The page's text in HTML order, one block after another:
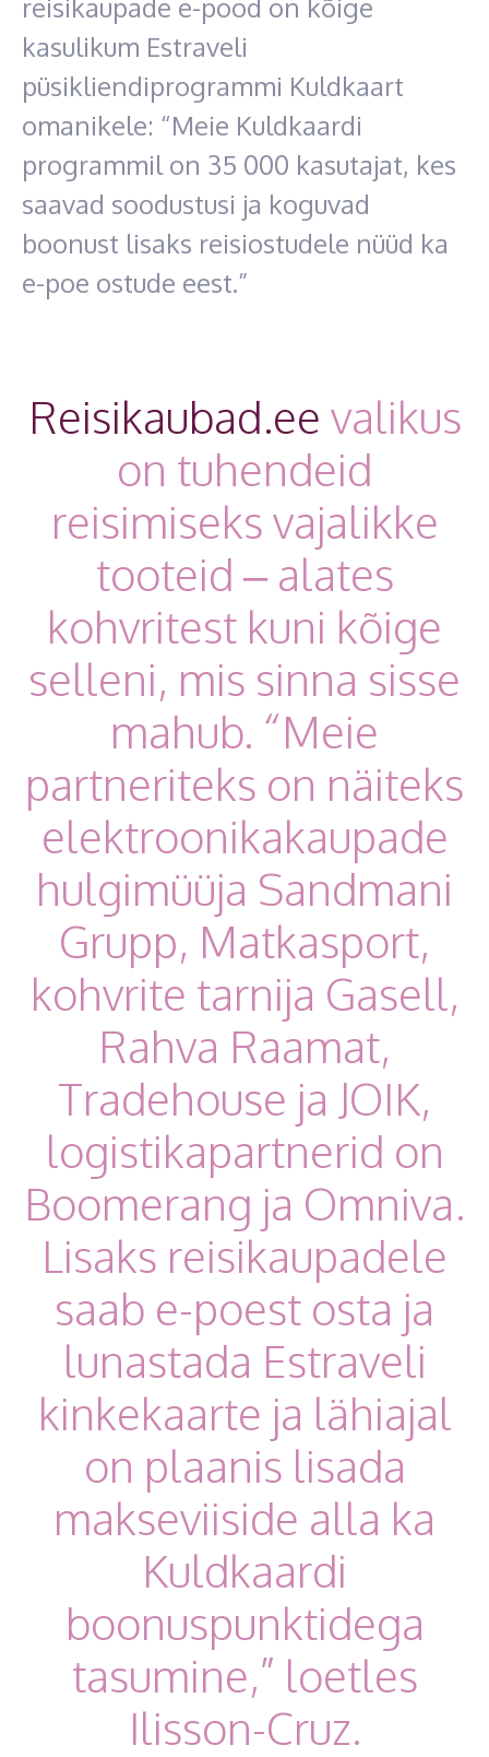
reisikaupade e-pood on kõige
kasulikum Estraveli
püsikliendiprogrammi Kuldkaart
omanikele: “Meie Kuldkaardi
programmil on 35 000 kasutajat, kes
saavad soodustusi ja koguvad
boonust lisaks reisiostudele nüüd ka
e-poe ostude eest.”
Reisikaubad.ee valikus
on tuhendeid
reisimiseks vajalikke
tooteid – alates
kohvritest kuni kõige
selleni, mis sinna sisse
mahub. “Meie
partneriteks on näiteks
elektroonikakaupade
hulgimüüja Sandmani
Grupp, Matkasport,
kohvrite tarnija Gasell,
Rahva Raamat,
Tradehouse ja JOIK,
logistikapartnerid on
Boomerang ja Omniva.
Lisaks reisikaupadele
saab e-poest osta ja
lunastada Estraveli
kinkekaarte ja lähiajal
on plaanis lisada
makseviiside alla ka
Kuldkaardi
boonuspunktidega
tasumine,” loetles
Ilisson-Cruz.